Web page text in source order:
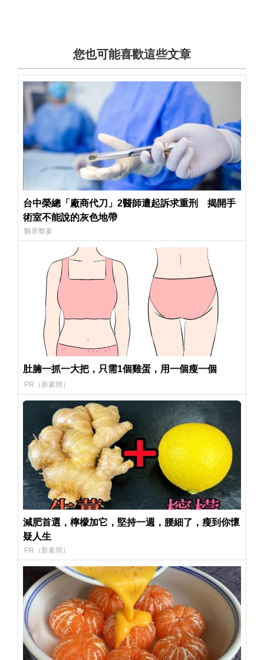
您也可能喜歡這些文章
台中榮總「廠商代刀」2醫師遭起訴求重刑 揭開手
術室不能說的灰色地帶
醫界弊案
肚腩一抓一大把，只需1個雞蛋，用一個瘦一個
PR（新素簡）
減肥首選，檸檬加它，堅持一週，腰細了，瘦到你懷
疑人生
PR（新素簡）